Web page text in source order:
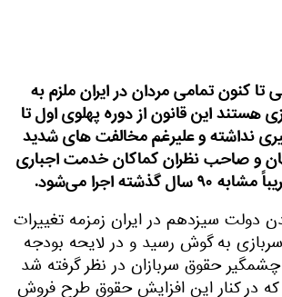
شمسی تا کنون تمامی مردان در ایران ملزم به
هستند این قانون از دوره پهلوی اول تا
نداشته و علیرغم مخالفت های شدید
و صاحب نظران کماکان خدمت اجباری
اجرا می‌شود.
دولت سیزدهم در ایران زمزمه تغییرات
به گوش رسید و در لایحه بودجه
چشمگیر حقوق سربازان در نظر گرفته شد
در کنار این افزایش حقوق طرح فروش